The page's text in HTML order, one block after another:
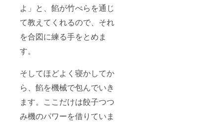
よ」と、餡が竹べらを通じ
て教えてくれるので、それ
を合図に練る手をとめま
す。
そしてほどよく寝かしてか
ら、餡を機械で包んでいき
ます。ここだけは餃子つつ
み機のパワーを借りていま